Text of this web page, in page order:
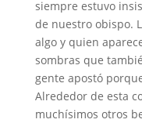
siempre estuvo
de nuestro obispo.
algo y quien
sombras que
gente apostó
Alrededor de esta
muchísimos otros